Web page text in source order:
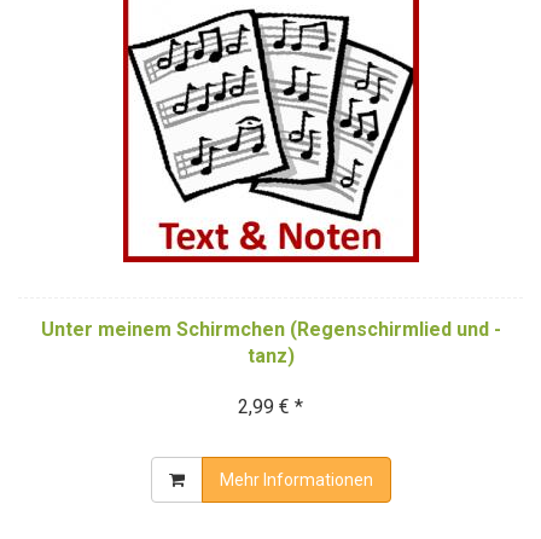
Unter meinem Schirmchen (Regenschirmlied und -
tanz)
2,99 € *
Mehr Informationen